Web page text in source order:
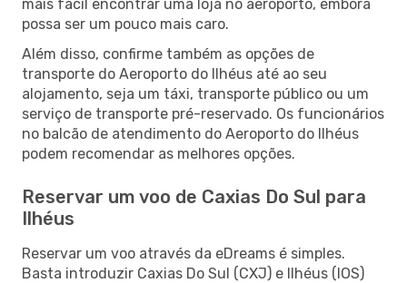
mais fácil encontrar uma loja no aeroporto, embora
possa ser um pouco mais caro.
Além disso, confirme também as opções de
transporte do Aeroporto do Ilhéus até ao seu
alojamento, seja um táxi, transporte público ou um
serviço de transporte pré-reservado. Os funcionários
no balcão de atendimento do Aeroporto do Ilhéus
podem recomendar as melhores opções.
Reservar um voo de Caxias Do Sul para
Ilhéus
Reservar um voo através da eDreams é simples.
Basta introduzir Caxias Do Sul (CXJ) e Ilhéus (IOS)